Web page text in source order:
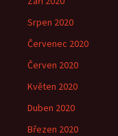
Srpen 2020
Červenec 2020
Červen 2020
Květen 2020
Duben 2020
Březen 2020